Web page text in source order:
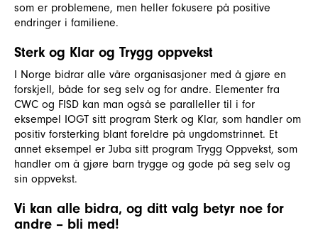
som er problemene, men heller fokusere på positive
endringer i familiene.
Sterk og Klar og Trygg oppvekst
I Norge bidrar alle våre organisasjoner med å gjøre en
forskjell, både for seg selv og for andre. Elementer fra
CWC og FISD kan man også se paralleller til i for
eksempel IOGT sitt program Sterk og Klar, som handler om
positiv forsterking blant foreldre på ungdomstrinnet. Et
annet eksempel er Juba sitt program Trygg Oppvekst, som
handler om å gjøre barn trygge og gode på seg selv og
sin oppvekst.
Vi kan alle bidra, og ditt valg betyr noe for
andre – bli med!